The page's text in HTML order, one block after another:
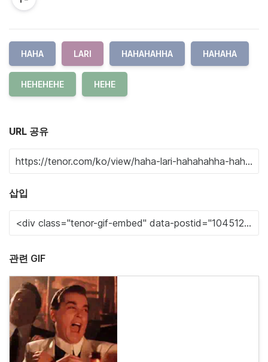
HAHA LARI HAHAHAHHA HAHAHA
HEHEHEHE HEHE
URL 공유
삽입
관련 GIF